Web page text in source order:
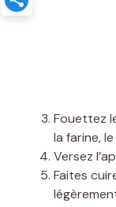
Fouettez
la farine,
Versez
Faites